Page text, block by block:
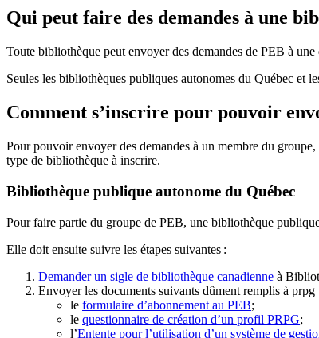
Qui peut faire des demandes à une
Toute bibliothèque peut envoyer des demandes de PEB à
Seules les bibliothèques publiques autonomes du Québec
Comment s’inscrire pour pouvoir
Pour pouvoir envoyer des demandes à un membre du
type de bibliothèque à inscrire.
Bibliothèque publique autonome du Québec
Pour faire partie du groupe de PEB, une bibliothèque
Elle doit ensuite suivre les étapes suivantes :
Demander un sigle de bibliothèque canadienne à
Envoyer les documents suivants dûment remplis à prpg
le formulaire d’abonnement au PEB;
le questionnaire de création d’un profil PRPG;
l’Entente pour l’utilisation d’un système de